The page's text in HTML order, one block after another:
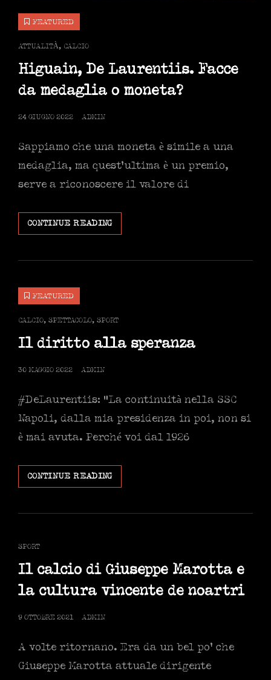
FEATURED
CAT
LINKS
ATTUALITÀ, CALCIO
Higuain, De Laurentiis. Facce
da medaglia o moneta?
POSTED
24 GIUGNO 2022 ADMIN
Sappiamo che una moneta è simile a una
medaglia, ma quest’ultima è un premio,
serve a riconoscere il valore di
CONTINUE READINGHIGUAIN,
DE
FACCE
FEATURED
CAT
LINKS
CALCIO, SPETTACOLO, SPORT
Il diritto alla speranza
POSTED
30 MAGGIO 2022 ADMIN
#DeLaurentiis: “La continuità nella SSC
Napoli, dalla mia presidenza in poi, non si
è mai avuta. Perché voi dal 1926
CONTINUE READINGIL
DIRITTO
SPERANZA
CAT
LINKS
SPORT
Il calcio di Giuseppe Marotta e
la cultura vincente de noartri
POSTED
9 OTTOBRE 2021 ADMIN
A volte ritornano. Era da un bel po’ che
Giuseppe Marotta attuale dirigente